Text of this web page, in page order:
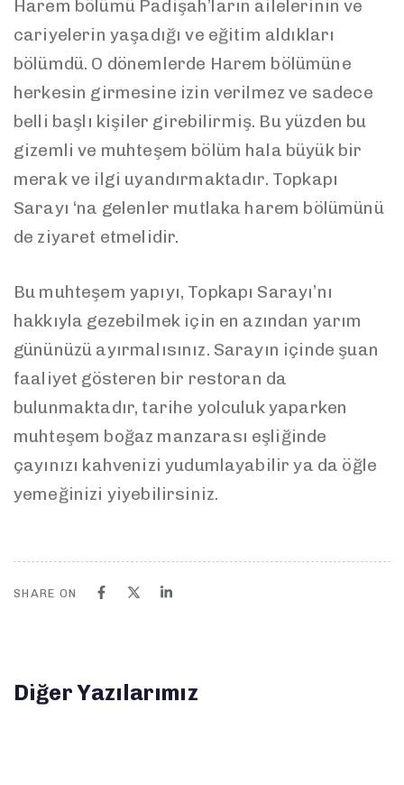
Harem bölümü Padişah’ların ailelerinin ve
cariyelerin yaşadığı ve eğitim aldıkları
bölümdü. O dönemlerde Harem bölümüne
herkesin girmesine izin verilmez ve sadece
belli başlı kişiler girebilirmiş. Bu yüzden bu
gizemli ve muhteşem bölüm hala büyük bir
merak ve ilgi uyandırmaktadır. Topkapı
Sarayı ‘na gelenler mutlaka harem bölümünü
de ziyaret etmelidir.
Bu muhteşem yapıyı, Topkapı Sarayı’nı
hakkıyla gezebilmek için en azından yarım
gününüzü ayırmalısınız. Sarayın içinde şuan
faaliyet gösteren bir restoran da
bulunmaktadır, tarihe yolculuk yaparken
muhteşem boğaz manzarası eşliğinde
çayınızı kahvenizi yudumlayabilir ya da öğle
yemeğinizi yiyebilirsiniz.
SHARE ON
Diğer Yazılarımız